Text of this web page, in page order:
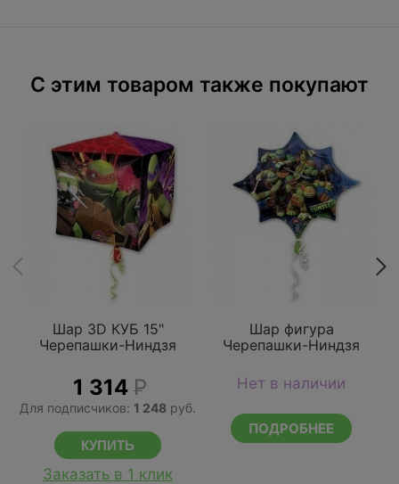
C этим товаром также покупают
Шар 3D КУБ 15"
Черепашки-Ниндзя
1 314Р
Для подписчиков: 1 248 руб.
Заказать в 1 клик
Шар фигура
Черепашки-Ниндзя
Нет в наличии
ПОДРОБНЕЕ